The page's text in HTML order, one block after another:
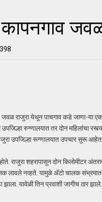
कापनगाव
398
जवळ राजुरा येथून पाचगाव कडे जाणा-या
रुग्णालयात तर दोन महिलांचा
उपजिल्हा रूग्णालयात उपचार सुरू
शहरापासून दोन किलोमीटर
लावले नव्हते. यामुळे ॲटो चालक
यावेळी तिन प्रवाशी जागीच ठार